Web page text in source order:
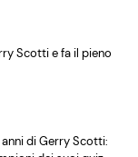
Scotti e fa il pieno
di Gerry Scotti: